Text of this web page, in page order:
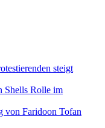
steigt
Shells Rolle im
von Faridoon Tofan